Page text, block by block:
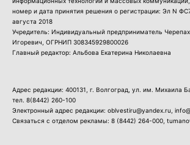
номер и дата принятия решения о регистрации: Эл N
августа 2018
Учредитель: Индивидуальный предприниматель
Игоревич, ОГРНИП 308345929800026
Главный редактор: Альбова Екатерина Николаевна
Адрес редакции: 400131, г. Волгоград, ул. им. Михаила
тел. 8(8442) 260-100
Электронный адрес редакции: oblvestiru@yandex.ru,
Связаться с отделом рекламы: 8 (8442) 264-000 ,